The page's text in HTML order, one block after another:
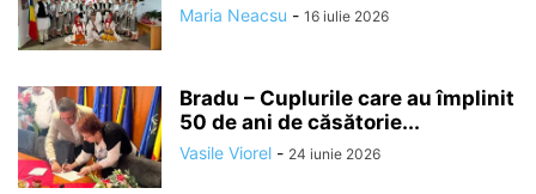
Maria Neacsu - 16 iulie 2026
Bradu – Cuplurile care au împlinit
50 de ani de căsătorie...
Vasile Viorel - 24 iunie 2026